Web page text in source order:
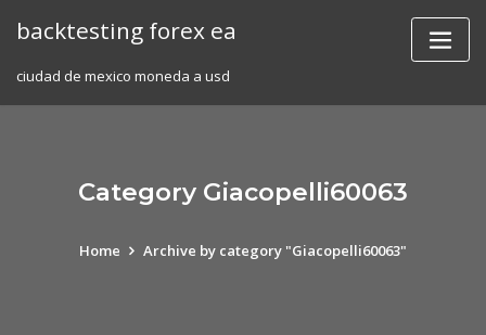
backtesting forex ea
ciudad de mexico moneda a usd
Category Giacopelli60063
Home Archive by category "Giacopelli60063"